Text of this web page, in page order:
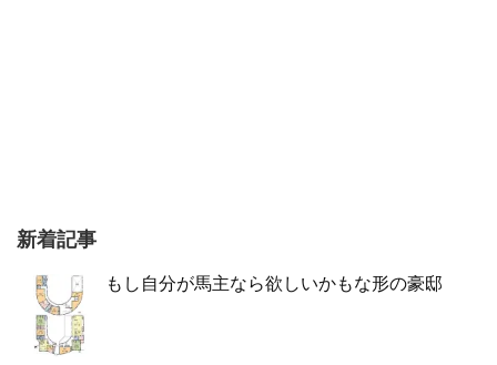
新着記事
もし自分が馬主なら欲しいかもな形の豪邸